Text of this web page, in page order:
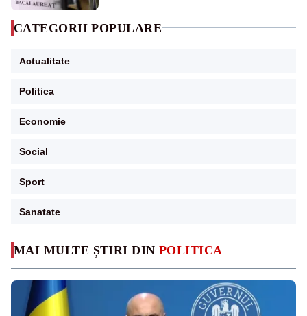
MAI MULTE ȘTIRI DIN POLITICA
CATEGORII POPULARE
Actualitate
Politica
Economie
Social
Sport
Sanatate